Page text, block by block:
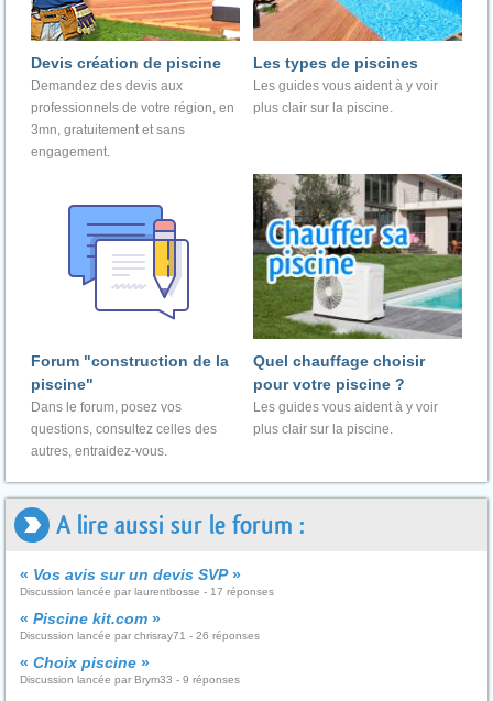
Devis création de piscine
Demandez des devis aux
professionnels de votre région, en
3mn, gratuitement et sans
engagement.
Les types de piscines
Les guides vous aident à y voir
plus clair sur la piscine.
Forum "construction de la
piscine"
Dans le forum, posez vos
questions, consultez celles des
autres, entraidez-vous.
Quel chauffage choisir
pour votre piscine ?
Les guides vous aident à y voir
plus clair sur la piscine.
A lire aussi sur le forum :
« Vos avis sur un devis SVP»
Discussion lancée par laurentbosse - 17 réponses
« Piscine kit.com »
Discussion lancée par chrisray71 - 26 réponses
« Choix piscine »
Discussion lancée par Brym33 - 9 réponses